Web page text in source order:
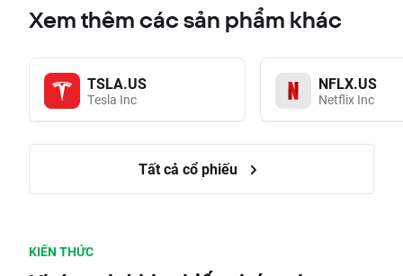
Xem thêm các sản phẩm khác
TSLA.US
Tesla Inc
NFLX.US
Netflix Inc
Tất cả cổ phiếu
KIẾN THỨC